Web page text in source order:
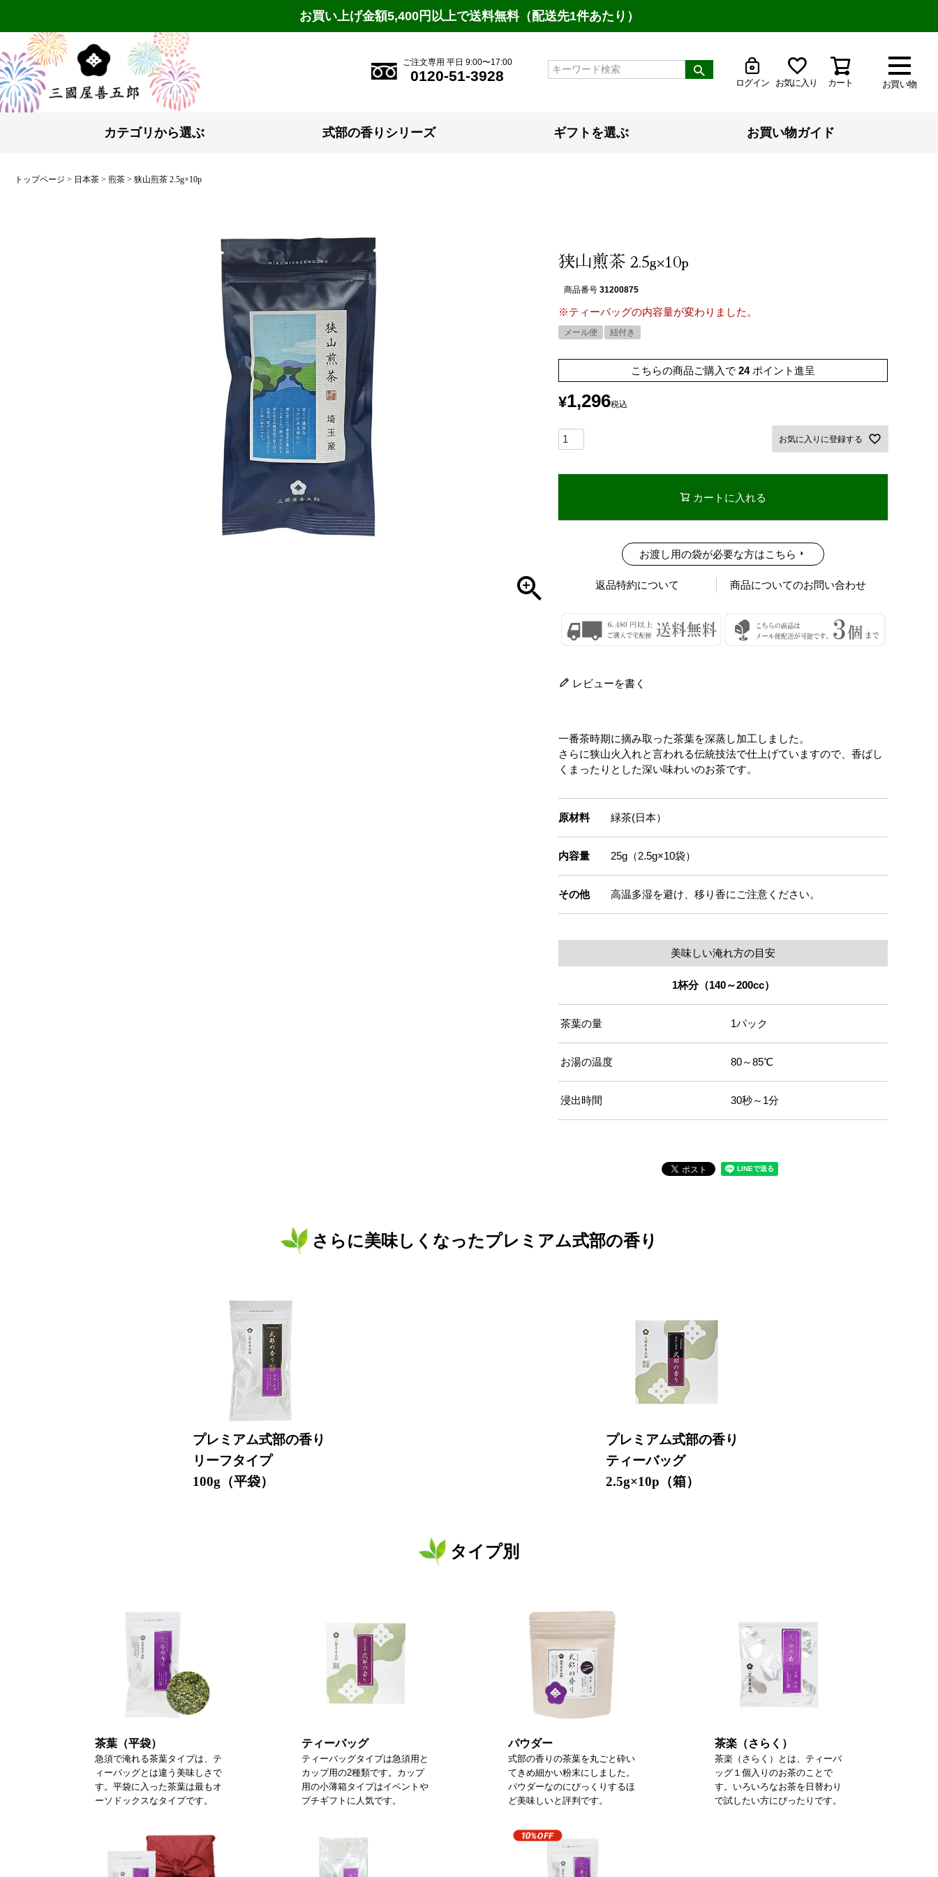
お買い上げ金額5,400円以上で送料無料（配送先1件あたり）
お買い物
ご注文専用 平日 9:00〜17:00
0120-51-3928 ログイン お気に入り カート
カテゴリから選ぶ 式部の香りシリーズ ギフトを選ぶ お買い物ガイド
トップページ 日本茶 煎茶 狭山煎茶 2.5g×10p
狭山煎茶 2.5g×10p
商品番号 31200875
※ティーバッグの内容量が変わりました。
メール便 紐付き
こちらの商品ご購入で 24 ポイント進呈
¥1,296税込
お気に入りに登録する
カートに入れる
お渡し用の袋が必要な方はこちら
返品特約について 商品についてのお問い合わせ
レビューを書く
一番茶時期に摘み取った茶葉を深蒸し加工しました。
さらに狭山火入れと言われる伝統技法で仕上げていますので、香ばし
くまったりとした深い味わいのお茶です。
原材料 緑茶(日本）
内容量 25g（2.5g×10袋）
その他 高温多湿を避け、移り香にご注意ください。
美味しい淹れ方の目安
1杯分（140～200cc）
茶葉の量 1パック
お湯の温度 80～85℃
浸出時間 30秒～1分
さらに美味しくなったプレミアム式部の香り
プレミアム式部の香り
リーフタイプ
100g（平袋）
プレミアム式部の香り
ティーバッグ
2.5g×10p（箱）
タイプ別
茶葉（平袋）
急須で淹れる茶葉タイプは、テ
ィーバッグとは違う美味しさで
す。平袋に入った茶葉は最もオ
ーソドックスなタイプです。
ティーバッグ
ティーバッグタイプは急須用と
カップ用の2種類です。カップ
用の小薄箱タイプはイベントや
プチギフトに人気です。
パウダー
式部の香りの茶葉を丸ごと砕い
てきめ細かい粉末にしました。
パウダーなのにびっくりするほ
ど美味しいと評判です。
茶楽（さらく）
茶楽（さらく）とは、ティーバ
ッグ１個入りのお茶のことで
す。いろいろなお茶を日替わり
で試したい方にぴったりです。